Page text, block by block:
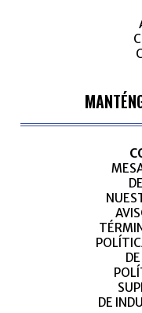
DE